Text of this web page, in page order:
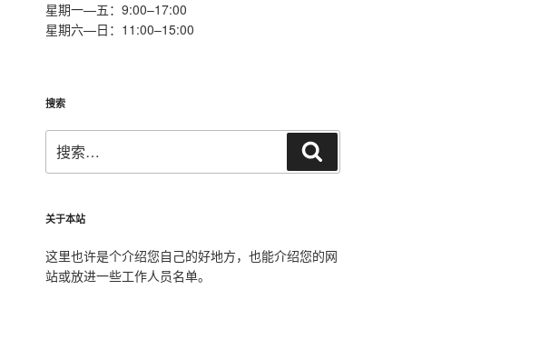
星期一—五：9:00–17:00
星期六—日：11:00–15:00
搜索
索：
索
关于本站
这里也许是个介绍您自己的好地方，也能介绍您的网
站或放进一些工作人员名单。